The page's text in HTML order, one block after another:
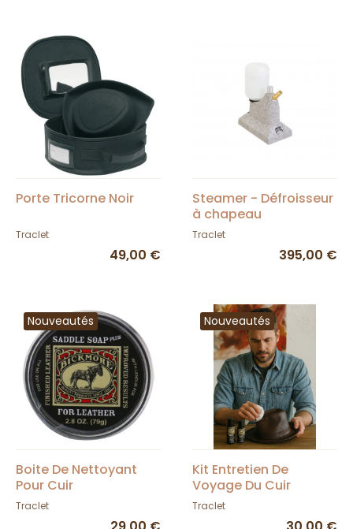
Porte Tricorne Noir
Traclet
49,00 €
Steamer - Défroisseur
à chapeau
Traclet
395,00 €
Nouveautés
Boite De Nettoyant
Pour Cuir
Traclet
Nouveautés
Kit Entretien De
Voyage Du Cuir
Traclet